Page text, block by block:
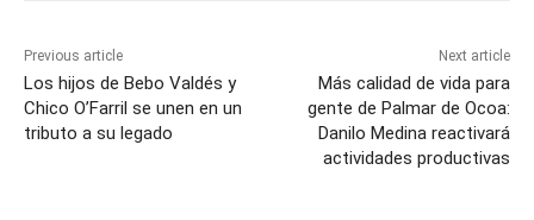
Previous article
Los hijos de Bebo Valdés y
Chico O’Farril se unen en un
tributo a su legado
Next article
Más calidad de vida para
gente de Palmar de Ocoa:
Danilo Medina reactivará
actividades productivas